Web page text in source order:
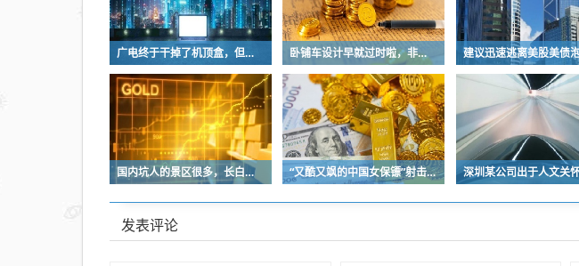
广电终于干掉了机顶盒，但现在没多少人看电视了… 卧铺车设计早就过时啦，非常不具备人性化
国内坑人的景区很多，长白天池只是其中被坑印象最深的那一个 “又酷又飒的中国女保镖”射击夺冠
发表评论